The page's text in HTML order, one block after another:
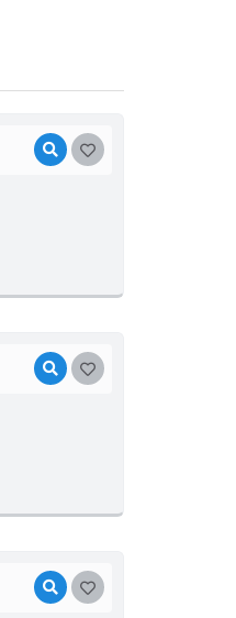
VISUALIZAR
VISUALIZAR
VISUALIZAR